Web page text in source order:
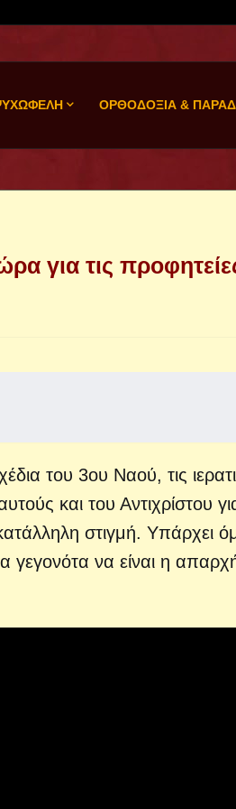
ΟΡΘΟΔΟΞΙΑ &
για τις
του 3ου Ναού, τις
και του Αντιχρίστου
κατάλληλη στιγμή. Υπάρχει
να είναι η